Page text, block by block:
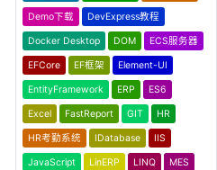
Demo下载 DevExpress教程
Docker Desktop DOM ECS服务器
EFCore EF框架 Element-UI
EntityFramework ERP ES6
Excel FastReport GIT HR
HR考勤系统 IDatabase IIS
JavaScript LinERP LINQ MES